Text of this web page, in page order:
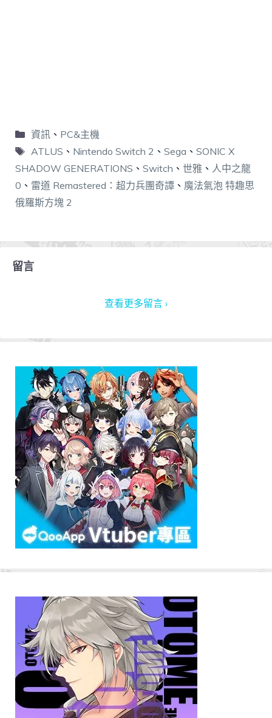
資訊、 PC&主機
ATLUS 、 Nintendo Switch 2 、 Sega 、 SONIC X
SHADOW GENERATIONS 、 Switch 、 世雅 、 人中之龍
0 、 雷道 Remastered：超力兵團奇譚 、 魔法氣泡 特趣思
俄羅斯方塊 2
留言
查看更多留言 ›